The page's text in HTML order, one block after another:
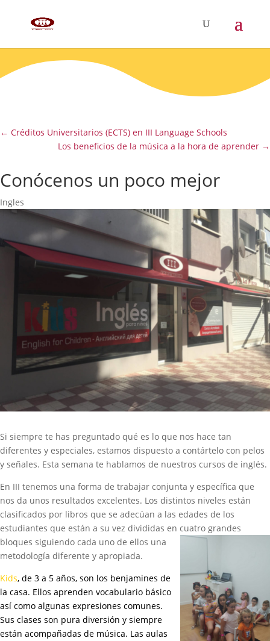
← Créditos Universitarios (ECTS) en III Language Schools
Los beneficios de la música a la hora de aprender →
Conócenos un poco mejor
Ingles
Si siempre te has preguntado qué es lo que nos hace tan
diferentes y especiales, estamos dispuesto a contártelo con pelos
y señales. Esta semana te hablamos de nuestros cursos de inglés.
En III tenemos una forma de trabajar conjunta y específica que
nos da unos resultados excelentes. Los distintos niveles están
clasificados por libros que se adecúan a las edades de los
estudiantes que están a su vez divididas en cuatro grandes
bloques siguiendo cada uno de ellos una
metodología diferente y apropiada.
Kids, de 3 a 5 años, son los benjamines de
la casa. Ellos aprenden vocabulario básico
así como algunas expresiones comunes.
Sus clases son pura diversión y siempre
están acompañadas de música. Las aulas